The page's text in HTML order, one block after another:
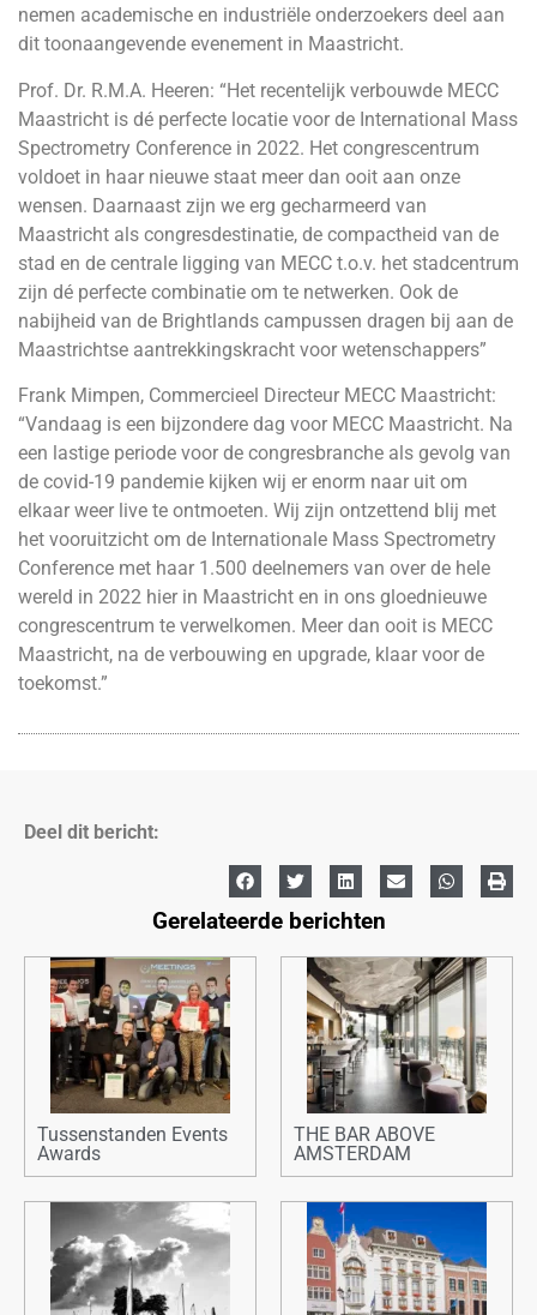
nemen academische en industriële onderzoekers deel aan
dit toonaangevende evenement in Maastricht.
Prof. Dr. R.M.A. Heeren: “Het recentelijk verbouwde MECC
Maastricht is dé perfecte locatie voor de International Mass
Spectrometry Conference in 2022. Het congrescentrum
voldoet in haar nieuwe staat meer dan ooit aan onze
wensen. Daarnaast zijn we erg gecharmeerd van
Maastricht als congresdestinatie, de compactheid van de
stad en de centrale ligging van MECC t.o.v. het stadcentrum
zijn dé perfecte combinatie om te netwerken. Ook de
nabijheid van de Brightlands campussen dragen bij aan de
Maastrichtse aantrekkingskracht voor wetenschappers”
Frank Mimpen, Commercieel Directeur MECC Maastricht:
“Vandaag is een bijzondere dag voor MECC Maastricht. Na
een lastige periode voor de congresbranche als gevolg van
de covid-19 pandemie kijken wij er enorm naar uit om
elkaar weer live te ontmoeten. Wij zijn ontzettend blij met
het vooruitzicht om de Internationale Mass Spectrometry
Conference met haar 1.500 deelnemers van over de hele
wereld in 2022 hier in Maastricht en in ons gloednieuwe
congrescentrum te verwelkomen. Meer dan ooit is MECC
Maastricht, na de verbouwing en upgrade, klaar voor de
toekomst.”
Deel dit bericht:
Gerelateerde berichten
Tussenstanden Events
Awards
THE BAR ABOVE
AMSTERDAM